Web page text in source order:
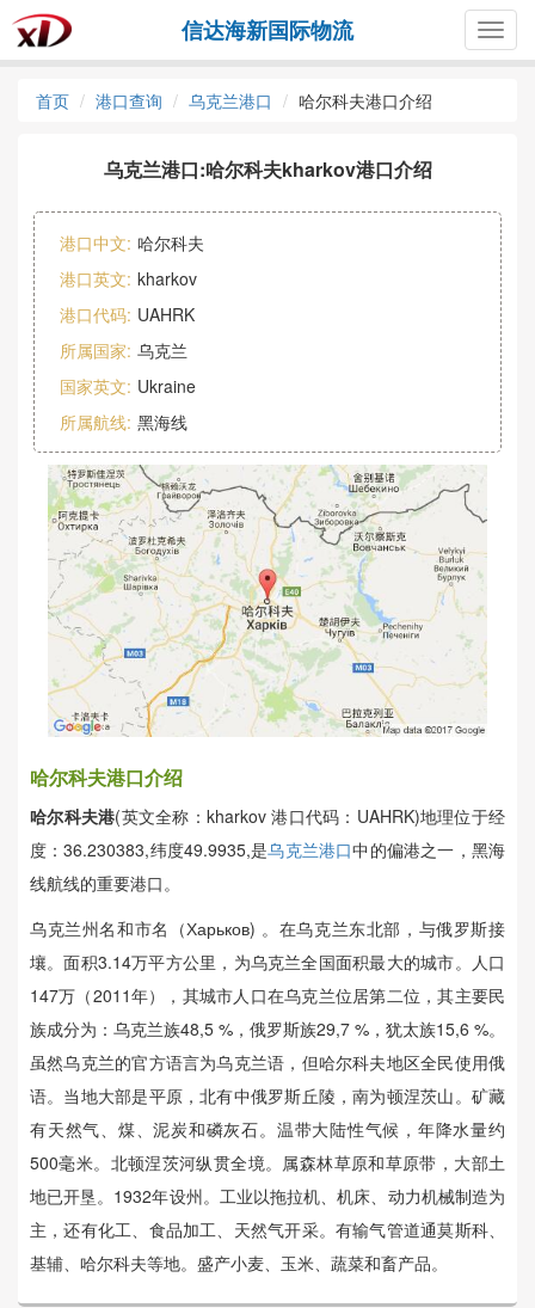
信达海新国际物流
首页 港口查询 乌克兰港口 哈尔科夫港口介绍
乌克兰港口:哈尔科夫kharkov港口介绍
港口中文: 哈尔科夫
港口英文: kharkov
港口代码: UAHRK
所属国家: 乌克兰
国家英文: Ukraine
所属航线: 黑海线
哈尔科夫港口介绍
哈尔科夫港(英文全称：kharkov 港口代码：UAHRK)地理位于经
度：36.230383,纬度49.9935,是乌克兰港口中的偏港之一，黑海
线航线的重要港口。
乌克兰州名和市名（Харьков) 。在乌克兰东北部，与俄罗斯接
壤。面积3.14万平方公里，为乌克兰全国面积最大的城市。人口
147万（2011年），其城市人口在乌克兰位居第二位，其主要民
族成分为：乌克兰族48,5 %，俄罗斯族29,7 %，犹太族15,6 %。
虽然乌克兰的官方语言为乌克兰语，但哈尔科夫地区全民使用俄
语。当地大部是平原，北有中俄罗斯丘陵，南为顿涅茨山。矿藏
有天然气、煤、泥炭和磷灰石。温带大陆性气候，年降水量约
500毫米。北顿涅茨河纵贯全境。属森林草原和草原带，大部土
地已开垦。1932年设州。工业以拖拉机、机床、动力机械制造为
主，还有化工、食品加工、天然气开采。有输气管道通莫斯科、
基辅、哈尔科夫等地。盛产小麦、玉米、蔬菜和畜产品。